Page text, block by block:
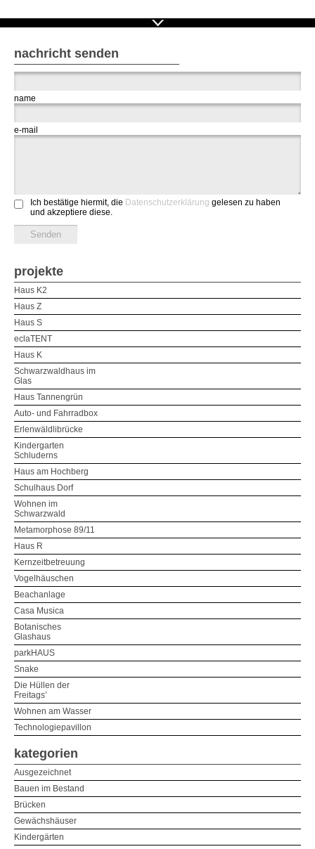
nachricht senden
name
e-mail
Ich bestätige hiermit, die Datenschutzerklärung gelesen zu haben
und akzeptiere diese.
projekte
Haus K2
Haus Z
Haus S
eclaTENT
Haus K
Schwarzwaldhaus im
Glas
Haus Tannengrün
Auto- und Fahrradbox
Erlenwäldlibrücke
Kindergarten
Schluderns
Haus am Hochberg
Schulhaus Dorf
Wohnen im
Schwarzwald
Metamorphose 89/11
Haus R
Kernzeitbetreuung
Vogelhäuschen
Beachanlage
Casa Musica
Botanisches
Glashaus
parkHAUS
Snake
Die Hüllen der
Freitags’
Wohnen am Wasser
Technologiepavillon
kategorien
Ausgezeichnet
Bauen im Bestand
Brücken
Gewächshäuser
Kindergärten